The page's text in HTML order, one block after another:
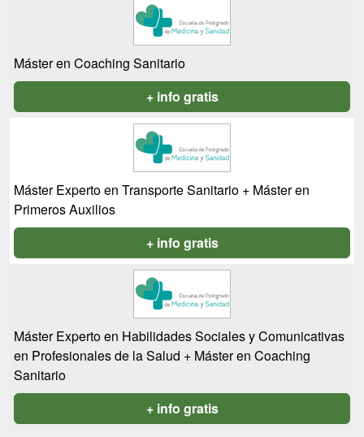
Máster en Coaching Sanitario
+ info gratis
Máster Experto en Transporte Sanitario + Máster en
Primeros Auxilios
+ info gratis
Máster Experto en Habilidades Sociales y Comunicativas
en Profesionales de la Salud + Máster en Coaching
Sanitario
+ info gratis